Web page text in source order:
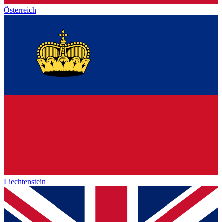
Österreich
Liechtenstein